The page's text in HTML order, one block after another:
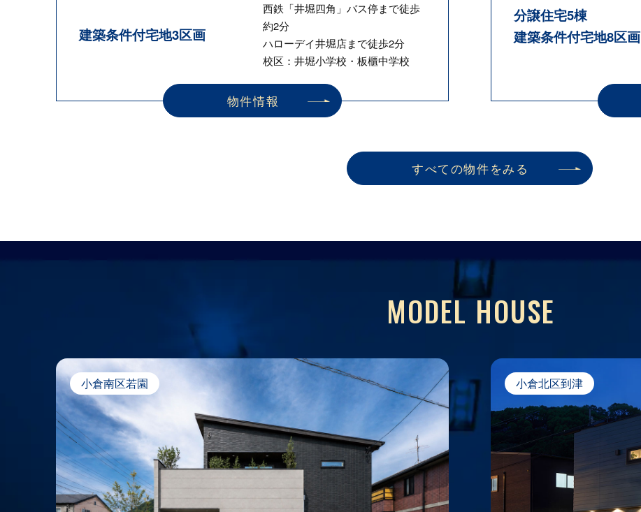
建築条件付宅地3区画
西鉄「井堀四角」バス停まで徒歩
約2分
ハローデイ井堀店まで徒歩2分
校区：井堀小学校・板櫃中学校
物件情報
分譲住宅5棟
建築条件付宅地8区画
すべての物件をみる
MODEL HOUSE
小倉南区若園 小倉北区到津